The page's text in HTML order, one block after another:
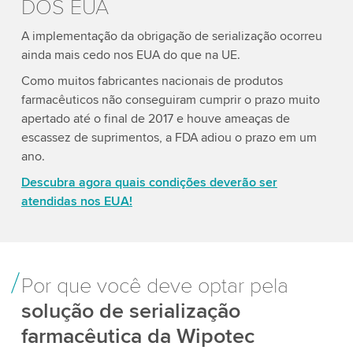
DOS EUA
A implementação da obrigação de serialização ocorreu
ainda mais cedo nos EUA do que na UE.
Como muitos fabricantes nacionais de produtos
farmacêuticos não conseguiram cumprir o prazo muito
apertado até o final de 2017 e houve ameaças de
escassez de suprimentos, a FDA adiou o prazo em um
ano.
Descubra agora quais condições deverão ser
atendidas nos EUA!
Por que você deve optar pela
solução de serialização
farmacêutica da Wipotec